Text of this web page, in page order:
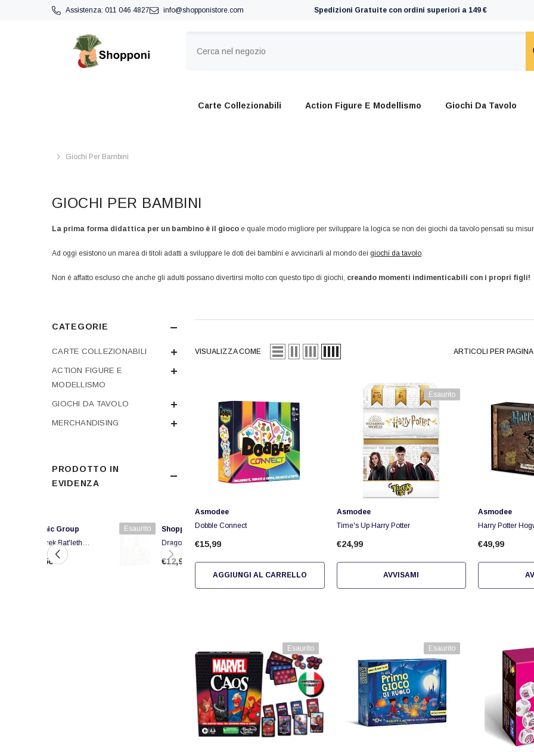
VAI DIRETTAMENTE AI CONTENUTIAssistenza: 011 046 4827 info@shopponistore.com Spedizioni Gratuite con ordini superiori a 149 €
Carte Collezionabili Action Figure E Modellismo Giochi Da Tavolo
Giochi Per Bambini
GIOCHI PER BAMBINI
La prima forma didattica per un bambino è il gioco e quale modo migliore per sviluppare la logica se non dei giochi da tavolo pensati su
Ad oggi esistono un marea di titoli adatti a sviluppare le doti dei bambini e avvicinarli al mondo dei giochi da tavolo.
Non è affatto escluso che anche gli adulti possano divertirsi molto con questo tipo di giochi, creando momenti indimenticabili con i propri figli!
CATEGORIE
CARTE COLLEZIONABILI
ACTION FIGURE E
MODELLISMO
GIOCHI DA TAVOLO
MERCHANDISING
PRODOTTO IN
EVIDENZA
Esaurito Fornitore:
Shopponi Store
Namek Battle 3d Eff
VISUALIZZA COME ARTICOLI PER PAGINA
Fornitore:
Asmodee
Dobble Connect
€15,99
AGGIUNGI AL CARRELLO
Esaurito
Fornitore:
Asmodee
Time's Up Harry Potter
€24,99
AVVISAMI
Fornitore:
Asmodee
Harry Potter
€49,99
Esaurito Esaurito